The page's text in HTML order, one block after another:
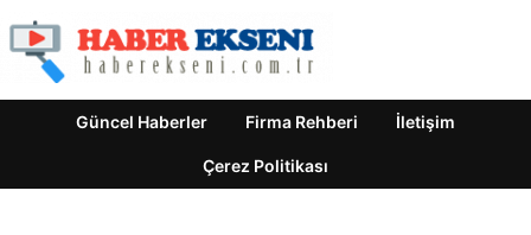
Güncel Haberler Firma Rehberi İletişim
Çerez Politikası